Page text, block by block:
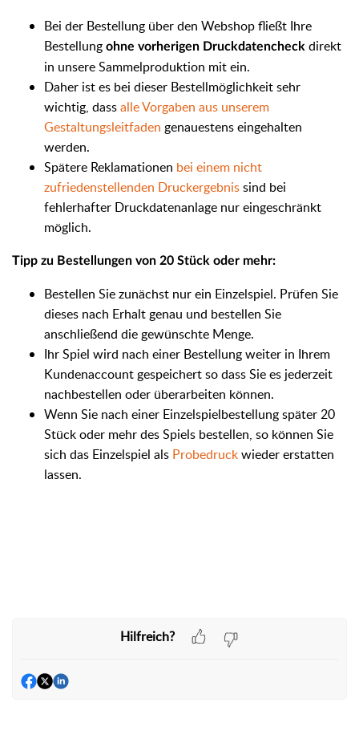
Bei der Bestellung über den Webshop fließt Ihre
Bestellung ohne vorherigen Druckdatencheck direkt
in unsere Sammelproduktion mit ein.
Daher ist es bei dieser Bestellmöglichkeit sehr
wichtig, dassalle Vorgaben aus unserem
Gestaltungsleitfaden genauestens eingehalten
werden.
Spätere Reklamationen bei einem nicht
zufriedenstellenden Druckergebnissind bei
fehlerhafter Druckdatenanlage nur eingeschränkt
möglich.
Tipp zu Bestellungen von 20 Stück oder mehr:
Bestellen Sie zunächst nur ein Einzelspiel. Prüfen Sie
dieses nach Erhalt genau und bestellen Sie
anschließend die gewünschte Menge.
Ihr Spiel wird nach einer Bestellung weiter in Ihrem
Kundenaccount gespeichert so dass Sie es jederzeit
nachbestellen oder überarbeiten können.
Wenn Sie nach einer Einzelspielbestellung später 20
Stück oder mehr des Spiels bestellen, so können Sie
sich das Einzelspiel als Probedruckwieder erstatten
lassen.
Hilfreich?